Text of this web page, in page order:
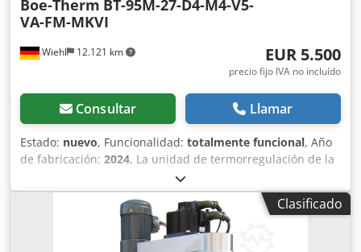
Wiehl 12.121 km
Boe-Therm BT-95M-27-D4-M4-V5-
VA-FM-MKVI
EUR 5.500
precio fijo IVA no incluído
Consultar Llamar
Estado: nuevo, Funcionalidad: totalmente funcional, Año
de fabricación: 2024, La unidad de termorregulación de la
empresa está disponible y no ha sido puesta en
funcionamiento. Dcsdpow Rb Hfefx Adtjk Medio: Agua
Potencia de calefacción: 27 kW Potencia de refrigeración:
175 kW VA: Drenaje del molde (vacío) FM: Supervisión de
caudal MKVI: Pantalla táctil
Clasificado